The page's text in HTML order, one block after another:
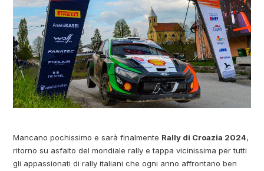
Mancano pochissimo e sarà finalmente Rally di Croazia 2024,
ritorno su asfalto del mondiale rally e tappa vicinissima per tutti
gli appassionati di rally italiani che ogni anno affrontano ben